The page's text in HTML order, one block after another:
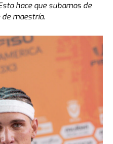
hace que subamos de
de maestría.